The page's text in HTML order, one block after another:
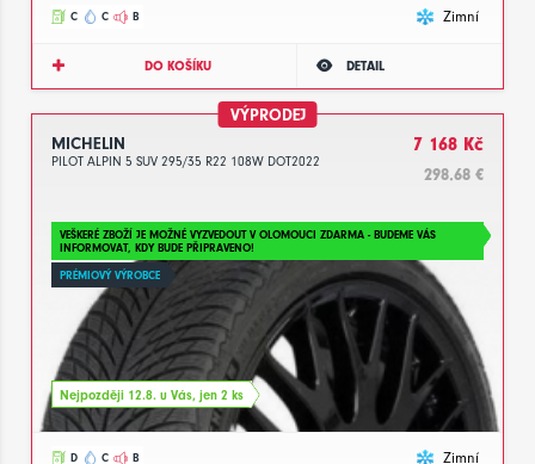
C C B Zimní
DO KOŠÍKU DETAIL
VÝPRODEJ
MICHELIN
PILOT ALPIN 5 SUV 295/35 R22 108W DOT2022
7 168 Kč
298.68 €
VEŠKERÉ ZBOŽÍ JE MOŽNÉ VYZVEDOUT V OLOMOUCI ZDARMA - BUDEME VÁS
INFORMOVAT, KDY BUDE PŘIPRAVENO!
PRÉMIOVÝ VÝROBCE
Nejpozději 12.8. u Vás, jen 2 ks
D C B Zimní